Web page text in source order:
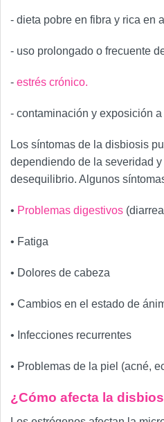
- dieta pobre en fibra y rica en
- uso prolongado o frecuente
- estrés crónico.
- contaminación y exposición a
Los síntomas de la disbiosis
dependiendo de la severidad
desequilibrio. Algunos
• Problemas digestivos
• Fatiga
• Dolores de cabeza
• Cambios en el estado de
• Infecciones recurrentes
• Problemas de la piel (acné,
¿Cómo afecta la